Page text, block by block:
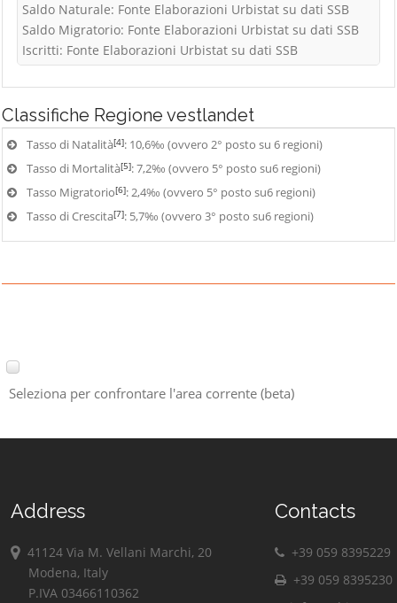
Saldo Naturale: Fonte Elaborazioni Urbistat su dati SSB
Saldo Migratorio: Fonte Elaborazioni Urbistat su dati SSB
Iscritti: Fonte Elaborazioni Urbistat su dati SSB
Classifiche Regione vestlandet
Tasso di Natalità[4]: 10,6‰ (ovvero 2° posto su 6 regioni)
Tasso di Mortalità[5]: 7,2‰ (ovvero 5° posto su6 regioni)
Tasso Migratorio[6]: 2,4‰ (ovvero 5° posto su6 regioni)
Tasso di Crescita[7]: 5,7‰ (ovvero 3° posto su6 regioni)
Seleziona per confrontare l'area corrente (beta)
Address
41124 Via M. Vellani Marchi, 20
Modena, Italy
P.IVA 03466110362
Contacts
+39 059 8395229
+39 059 8395230